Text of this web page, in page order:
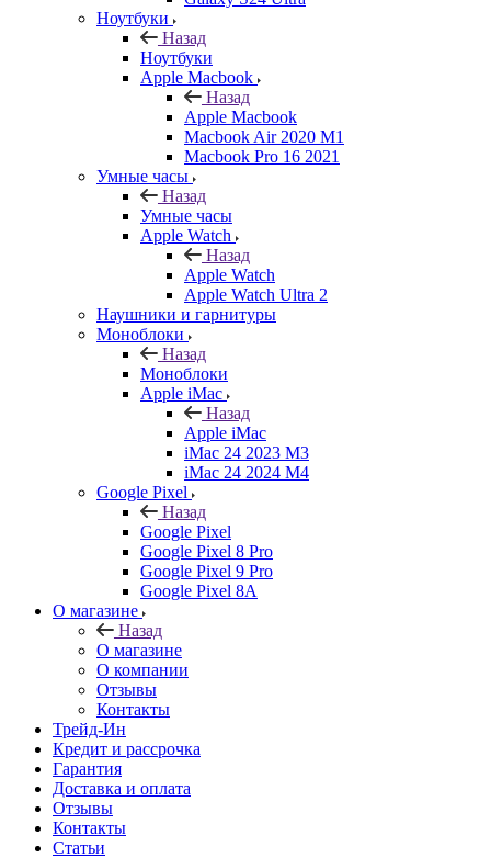
Ноутбуки
Назад
Ноутбуки
Apple Macbook
Назад
Apple Macbook
Macbook Air 2020 M1
Macbook Pro 16 2021
Умные часы
Назад
Умные часы
Apple Watch
Назад
Apple Watch
Apple Watch Ultra 2
Наушники и гарнитуры
Моноблоки
Назад
Моноблоки
Apple iMac
Назад
Apple iMac
iMac 24 2023 M3
iMac 24 2024 M4
Google Pixel
Назад
Google Pixel
Google Pixel 8 Pro
Google Pixel 9 Pro
Google Pixel 8A
О магазине
Назад
О магазине
О компании
Отзывы
Контакты
Трейд-Ин
Кредит и рассрочка
Гарантия
Доставка и оплата
Отзывы
Контакты
Статьи